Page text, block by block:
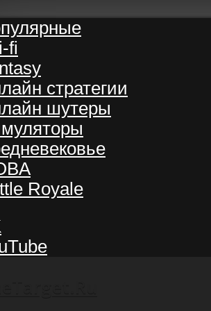
fi
стратегии
шутеры
Royale